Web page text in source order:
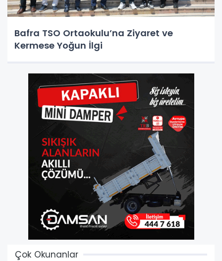
Bafra TSO Ortaokulu’na Ziyaret ve
Kermese Yoğun İlgi
Çok Okunanlar